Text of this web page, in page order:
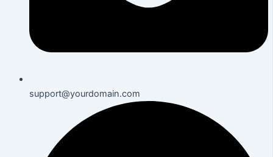
support@yourdomain.com